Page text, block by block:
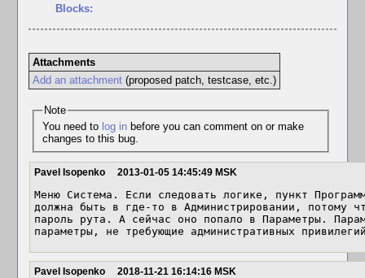
Blocks:
Attachments
Add an attachment(proposed patch, testcase, etc.)
Note
You need to log inbefore you can comment on or make
changes to this bug.
Pavel Isopenko 2013-01-05 14:45:49 MSK
Меню Система. Если следовать логике, пункт
должна быть в где-то в Администрировании, потому
пароль рута. А сейчас оно попало в Параметры.
параметры, не требующие административных
Pavel Isopenko 2018-11-21 16:14:16 MSK